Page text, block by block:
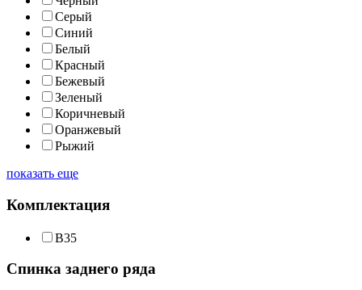
Серый
Синий
Белый
Красный
Бежевый
Зеленый
Коричневый
Оранжевый
Рыжий
показать еще
Комплектация
B35
Спинка заднего ряда